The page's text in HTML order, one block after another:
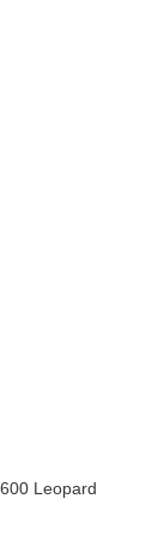
Leopard